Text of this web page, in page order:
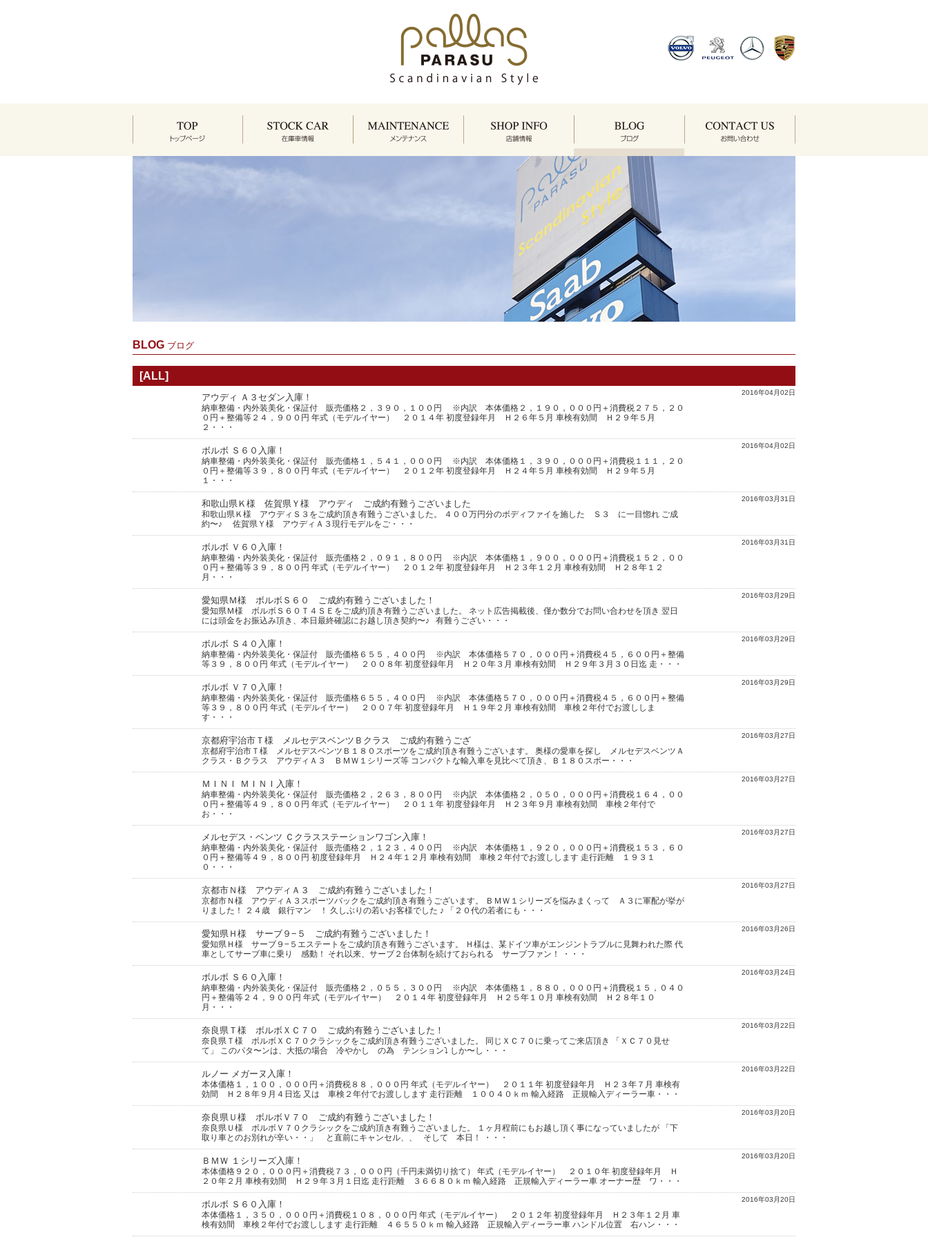
BLOG ブログ
[ALL]
アウディ Ａ３セダン入庫！
納車整備・内外装美化・保証付 販売価格２，３９０，１００円 ※内訳 本体価格２，１９０，０００円＋消費税２７５，２０
０円＋整備等２４，９００円 年式（モデルイヤー） ２０１４年 初度登録年月 Ｈ２６年５月 車検有効間 Ｈ２９年５月
２・・・
2016年04月02日
ボルボ Ｓ６０入庫！
納車整備・内外装美化・保証付 販売価格１，５４１，０００円 ※内訳 本体価格１，３９０，０００円＋消費税１１１，２０
０円＋整備等３９，８００円 年式（モデルイヤー） ２０１２年 初度登録年月 Ｈ２４年５月 車検有効間 Ｈ２９年５月
１・・・
2016年04月02日
和歌山県Ｋ様 佐賀県Ｙ様 アウディ ご成約有難うございました
和歌山県Ｋ様 アウディＳ３をご成約頂き有難うございました。 ４００万円分のボディファイを施した Ｓ３ に一目惚れ ご成
約〜♪ 佐賀県Ｙ様 アウディＡ３現行モデルをご・・・
2016年03月31日
ボルボ Ｖ６０入庫！
納車整備・内外装美化・保証付 販売価格２，０９１，８００円 ※内訳 本体価格１，９００，０００円＋消費税１５２，００
０円＋整備等３９，８００円 年式（モデルイヤー） ２０１２年 初度登録年月 Ｈ２３年１２月 車検有効間 Ｈ２８年１２
月・・・
2016年03月31日
愛知県Ｍ様 ボルボＳ６０ ご成約有難うございました！
愛知県Ｍ様 ボルボＳ６０Ｔ４ＳＥをご成約頂き有難うございました。 ネット広告掲載後、僅か数分でお問い合わせを頂き 翌日
には頭金をお振込み頂き、本日最終確認にお越し頂き契約〜♪ 有難うござい・・・
2016年03月29日
ボルボ Ｓ４０入庫！
納車整備・内外装美化・保証付 販売価格６５５，４００円 ※内訳 本体価格５７０，０００円＋消費税４５，６００円＋整備
等３９，８００円 年式（モデルイヤー） ２００８年 初度登録年月 Ｈ２０年３月 車検有効間 Ｈ２９年３月３０日迄 走・・・
2016年03月29日
ボルボ Ｖ７０入庫！
納車整備・内外装美化・保証付 販売価格６５５，４００円 ※内訳 本体価格５７０，０００円＋消費税４５，６００円＋整備
等３９，８００円 年式（モデルイヤー） ２００７年 初度登録年月 Ｈ１９年２月 車検有効間 車検２年付でお渡ししま
す・・・
2016年03月29日
京都府宇治市Ｔ様 メルセデスベンツＢクラス ご成約有難うござ
京都府宇治市Ｔ様 メルセデスベンツＢ１８０スポーツをご成約頂き有難うございます。 奥様の愛車を探し メルセデスベンツＡ
クラス・Ｂクラス アウディＡ３ ＢＭＷ１シリーズ等 コンパクトな輸入車を見比べて頂き、Ｂ１８０スポー・・・
2016年03月27日
ＭＩＮＩ ＭＩＮＩ入庫！
納車整備・内外装美化・保証付 販売価格２，２６３，８００円 ※内訳 本体価格２，０５０，０００円＋消費税１６４，００
０円＋整備等４９，８００円 年式（モデルイヤー） ２０１１年 初度登録年月 Ｈ２３年９月 車検有効間 車検２年付で
お・・・
2016年03月27日
メルセデス・ベンツ Ｃクラスステーションワゴン入庫！
納車整備・内外装美化・保証付 販売価格２，１２３，４００円 ※内訳 本体価格１，９２０，０００円＋消費税１５３，６０
０円＋整備等４９，８００円 初度登録年月 Ｈ２４年１２月 車検有効間 車検２年付でお渡しします 走行距離 １９３１
０・・・
2016年03月27日
京都市Ｎ様 アウディＡ３ ご成約有難うございました！
京都市Ｎ様 アウディＡ３スポーツバックをご成約頂き有難うございます。 ＢＭＷ１シリーズを悩みまくって Ａ３に軍配が挙が
りました！ ２４歳 銀行マン ！ 久しぶりの若いお客様でした ♪ 「２０代の若者にも・・・
2016年03月27日
愛知県Ｈ様 サーブ９−５ ご成約有難うございました！
愛知県Ｈ様 サーブ９−５エステートをご成約頂き有難うございます。 Ｈ様は、某ドイツ車がエンジントラブルに見舞われた際 代
車としてサーブ車に乗り 感動！ それ以来、サーブ２台体制を続けておられる サーブファン！ ・・・
2016年03月26日
ボルボ Ｓ６０入庫！
納車整備・内外装美化・保証付 販売価格２，０５５，３００円 ※内訳 本体価格１，８８０，０００円＋消費税１５，０４０
円＋整備等２４，９００円 年式（モデルイヤー） ２０１４年 初度登録年月 Ｈ２５年１０月 車検有効間 Ｈ２８年１０
月・・・
2016年03月24日
奈良県Ｔ様 ボルボＸＣ７０ ご成約有難うございました！
奈良県Ｔ様 ボルボＸＣ７０クラシックをご成約頂き有難うございました。 同じＸＣ７０に乗ってご来店頂き 「ＸＣ７０見せ
て」 このパタ〜ンは、大抵の場合 冷やかし の為 テンション⤵ しか〜し・・・
2016年03月22日
ルノー メガーヌ入庫！
本体価格１，１００，０００円＋消費税８８，０００円 年式（モデルイヤー） ２０１１年 初度登録年月 Ｈ２３年７月 車検有
効間 Ｈ２８年９月４日迄 又は 車検２年付でお渡しします 走行距離 １００４０ｋｍ 輸入経路 正規輸入ディーラー車・・・
2016年03月22日
奈良県Ｕ様 ボルボＶ７０ ご成約有難うございました！
奈良県Ｕ様 ボルボＶ７０クラシックをご成約頂き有難うございました。 １ヶ月程前にもお越し頂く事になっていましたが 「下
取り車とのお別れが辛い・・」 と直前にキャンセル、、 そして 本日！ ・・・
2016年03月20日
ＢＭＷ １シリーズ入庫！
本体価格９２０，０００円＋消費税７３，０００円（千円未満切り捨て） 年式（モデルイヤー） ２０１０年 初度登録年月 Ｈ
２０年２月 車検有効間 Ｈ２９年３月１日迄 走行距離 ３６６８０ｋｍ 輸入経路 正規輸入ディーラー車 オーナー歴 ワ・・・
2016年03月20日
ボルボ Ｓ６０入庫！
本体価格１，３５０，０００円＋消費税１０８，０００円 年式（モデルイヤー） ２０１２年 初度登録年月 Ｈ２３年１２月 車
検有効間 車検２年付でお渡しします 走行距離 ４６５５０ｋｍ 輸入経路 正規輸入ディーラー車 ハンドル位置 右ハン・・・
2016年03月20日